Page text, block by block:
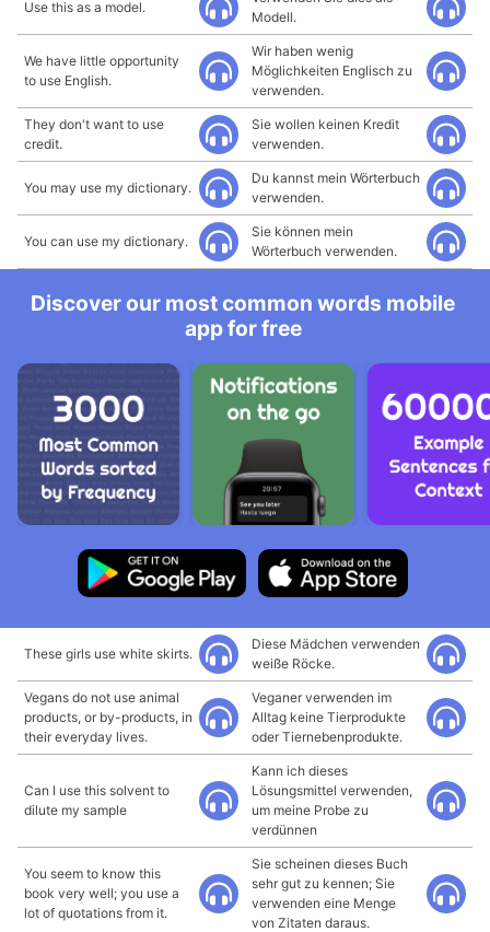
Use this as a model.
Modell.
We have little opportunity
to use English.
Wir haben wenig
Möglichkeiten Englisch zu
verwenden.
They don't want to use
credit.
Sie wollen keinen Kredit
verwenden.
You may use my dictionary.
Du kannst mein Wörterbuch
verwenden.
You can use my dictionary.
Sie können mein
Wörterbuch verwenden.
Discover our most common words mobile
app for free
These girls use white skirts.
Diese Mädchen verwenden
weiße Röcke.
Vegans do not use animal
products, or by-products, in
their everyday lives.
Veganer verwenden im
Alltag keine Tierprodukte
oder Tiernebenprodukte.
Can I use this solvent to
dilute my sample
Kann ich dieses
Lösungsmittel verwenden,
um meine Probe zu
verdünnen
You seem to know this
book very well; you use a
lot of quotations from it.
Sie scheinen dieses Buch
sehr gut zu kennen; Sie
verwenden eine Menge
von Zitaten daraus.